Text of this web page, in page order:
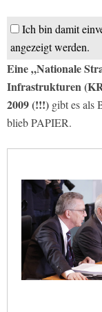
Ich bin damit
angezeigt werden.
Eine „Nationale
Infrastrukturen
2009 (!!!) gibt es als
blieb PAPIER.